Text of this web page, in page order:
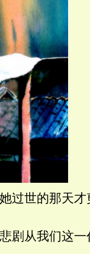
过世的那天
剧从我们这